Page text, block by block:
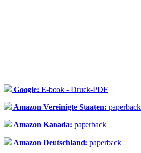
Google: E-book - Druck-PDF
Amazon Vereinigte Staaten: paperback
Amazon Kanada: paperback
Amazon Deutschland: paperback